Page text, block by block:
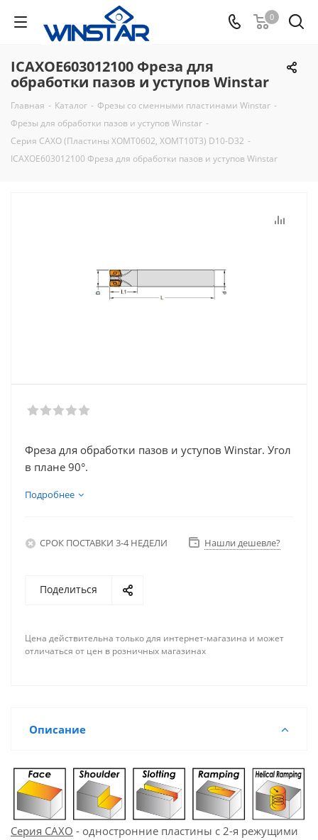
0
ICAXOE603012100 Фреза для
обработки пазов и уступов Winstar
Главная - Каталог - Фрезы со сменными пластинами Winstar -
Фрезы для обработки пазов и уступов Winstar -
Серия CAXO (Пластины XOMT0602, XOMT10T3) D10-D32 -
ICAXOE603012100 Фреза для обработки пазов и уступов Winstar
Фреза для обработки пазов и уступов Winstar. Угол
в плане 90°.
Подробнее
СРОК ПОСТАВКИ 3-4 НЕДЕЛИ Нашли дешевле?
Поделиться
Цена действительна только для интернет-магазина и может
отличаться от цен в розничных магазинах
Описание
Серия CAXO - одностронние пластины с 2-я режущими